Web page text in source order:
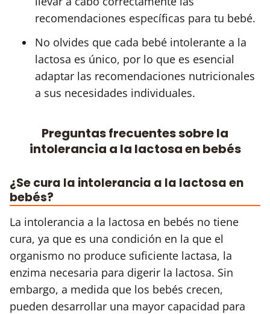
recomendaciones específicas para tu bebé.
No olvides que cada bebé intolerante a la
lactosa es único, por lo que es esencial
adaptar las recomendaciones nutricionales
a sus necesidades individuales.
Preguntas frecuentes sobre la
intolerancia a la lactosa en bebés
¿Se cura la intolerancia a la lactosa en
bebés?
La intolerancia a la lactosa en bebés no tiene
cura, ya que es una condición en la que el
organismo no produce suficiente lactasa, la
enzima necesaria para digerir la lactosa. Sin
embargo, a medida que los bebés crecen,
pueden desarrollar una mayor capacidad para